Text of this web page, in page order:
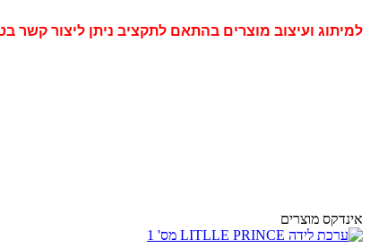
למיתוג ועיצוב מוצרים בהתאם לתקציב ניתן ליצור קשר בטל.03-
אינדקס מוצרים